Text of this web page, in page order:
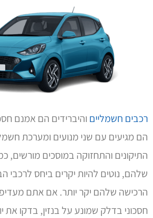
רכבים חשמליים והיברידים הם אמנם
הם מגיעים עם שני מנועים ומערכת
התיקונים והתחזוקה במוסכים מורשים,
שלהם, נוטים להיות יקרים ביחס לרכבי
הרכישה שלהם יקר יותר. אם אתם